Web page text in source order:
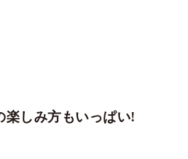
楽しみ方もいっぱい!